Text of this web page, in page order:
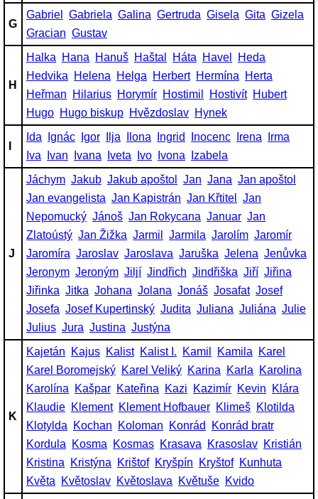
G
Gabriel Gabriela Galina Gertruda Gisela Gita Gizela
Gracian Gustav
H
Halka Hana Hanuš Haštal Háta Havel
Heda
Hedvika
Helena Helga Herbert Hermína
Herta
Heřman
Hilarius Horymír Hostimil Hostivít Hubert
Hugo Hugo biskup Hvězdoslav Hynek
Ida Ignác Igor Ilja Ilona Ingrid Inocenc Irena
Irma
Iva
Ivan Ivana Iveta Ivo Ivona Izabela
J
Jáchym Jakub Jakub apoštol Jan Jana Jan apoštol
Jan evangelista Jan Kapistrán Jan Křtitel
Jan
Nepomucký Jánoš Jan Rokycana Januar Jan
Zlatoústý Jan Žižka Jarmil Jarmila Jarolím Jaromír
Jaromíra Jaroslav Jaroslava Jaruška Jelena Jenůvka
Jeronym Jeroným Jiljí Jindřich Jindřiška Jiří Jiřina
Jiřinka Jitka Johana Jolana Jonáš Josafat Josef
Josefa Josef Kupertinský Judita Juliana Juliána Julie
Julius Jura Justina Justýna
K
Kajetán Kajus Kalist Kalist I. Kamil Kamila
Karel
Karel Boromejský Karel Veliký Karina Karla
Karolina
Karolína
Kašpar Kateřina Kazi Kazimír Kevin
Klára
Klaudie Klement Klement Hofbauer Klimeš Klotilda
Klotylda
Kochan Koloman Konrád
Konrád bratr
Kordula
Kosma Kosmas Krasava Krasoslav Kristián
Kristina
Kristýna Krištof Kryšpín Kryštof Kunhuta
Květa
Květoslav Květoslava Květuše Kvido